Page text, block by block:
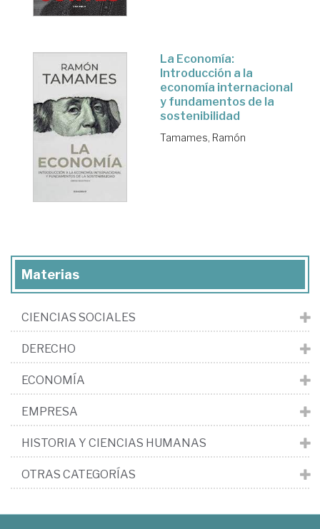
La Economía:
Introducción a la
economía internacional
y fundamentos de la
sostenibilidad
Tamames, Ramón
Materias
CIENCIAS SOCIALES
DERECHO
ECONOMÍA
EMPRESA
HISTORIA Y CIENCIAS HUMANAS
OTRAS CATEGORÍAS